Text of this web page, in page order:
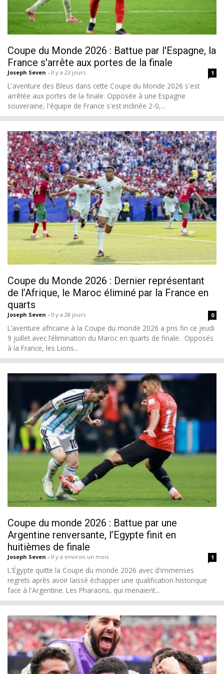
Coupe du Monde 2026 : Battue par l'Espagne, la
France s'arrête aux portes de la finale
Joseph Seven - Il y a 23 jours 1
L'aventure des Bleus dans cette Coupe du Monde 2026 s'est
arrêtée aux portes de la finale. Opposée à une Espagne
souveraine, l'équipe de France s'est inclinée 2-0,...
Coupe du Monde 2026 : Dernier représentant
de l’Afrique, le Maroc éliminé par la France en
quarts
Joseph Seven - Il y a 28 jours 0
L’aventure africaine à la Coupe du monde 2026 a pris fin ce jeudi
9 juillet avec l’élimination du Maroc en quarts de finale. Opposés
à la France, les Lions...
Coupe du monde 2026 : Battue par une
Argentine renversante, l’Egypte finit en
huitièmes de finale
Joseph Seven - Il y a environ un mois 1
L'Égypte quitte la Coupe du monde 2026 avec d'immenses
regrets après avoir laissé échapper une qualification historique
face à l'Argentine. Les Pharaons, qui menaient...